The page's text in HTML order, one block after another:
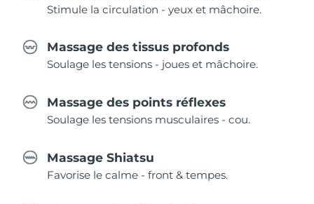
Stimule la circulation - yeux et mâchoire.
Massage des tissus profonds
Soulage les tensions - joues et mâchoire.
Massage des points réflexes
Soulage les tensions musculaires - cou.
Massage Shiatsu
Favorise le calme - front & tempes.